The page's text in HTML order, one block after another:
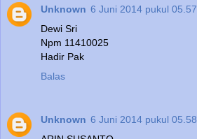
Unknown 6 Juni 2014 pukul 05.57
Dewi Sri
Npm 11410025
Hadir Pak
Balas
Unknown 6 Juni 2014 pukul 05.58